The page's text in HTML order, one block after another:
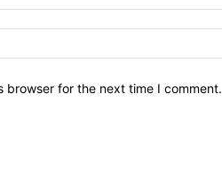
browser for the next time I comment.